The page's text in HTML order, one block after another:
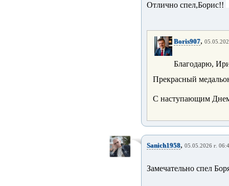
Отлично спел,Борис!!
Boris907,
Благодарю,
Прекрасный
С наступающим
Sanich1958, 05.05.2026 г.
Замечательно спел